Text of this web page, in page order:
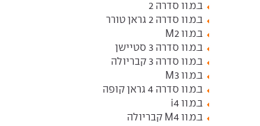
ב.מ.וו סדרה 2
ב.מ.וו סדרה 2 גראן טורר
ב.מ.וו M2
ב.מ.וו סדרה 3 סטיישן
ב.מ.וו סדרה 3 קבריולה
ב.מ.וו M3
ב.מ.וו סדרה 4 גראן קופה
ב.מ.וו i4
ב.מ.וו M4 קבריולה